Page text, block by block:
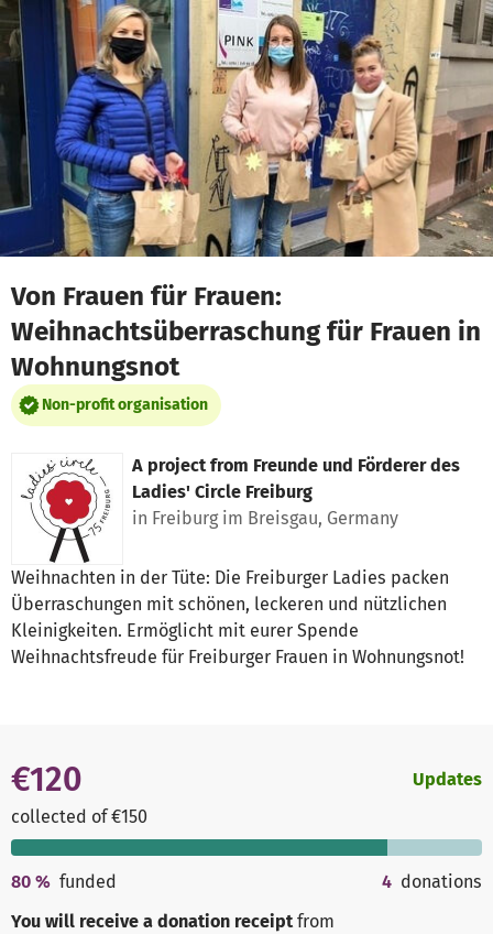
Skip to main content
Show accessibility statement
Von Frauen für Frauen:
Weihnachtsüberraschung für Frauen in
Wohnungsnot
Non-profit organisation
A project from Freunde und Förderer des
Ladies' Circle Freiburg
in Freiburg im Breisgau, Germany
Weihnachten in der Tüte: Die Freiburger Ladies packen
Überraschungen mit schönen, leckeren und nützlichen
Kleinigkeiten. Ermöglicht mit eurer Spende
Weihnachtsfreude für Freiburger Frauen in Wohnungsnot!
€120
collected of €150
Updates
80 % funded 4 donations
You will receive a donation receipt from